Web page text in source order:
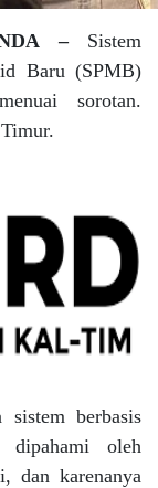
–Sistem
Baru (SPMB)
sorotan.
sistem berbasis
oleh
dan karenanya